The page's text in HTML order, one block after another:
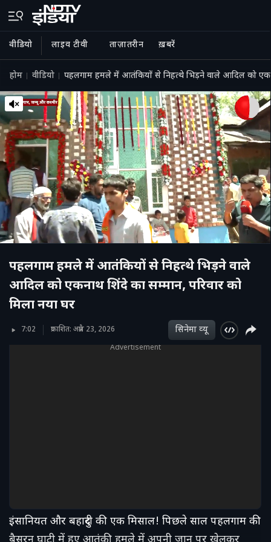
वीडियो लाइव टीवी ताज़ातरीन ख़बरें
होम वीडियो पहलगाम हमले में आतंकियों से निहत्थे भिड़ने वाले आदिल को
पहलगाम हमले में आतंकियों से निहत्थे भिड़ने वाले
आदिल को एकनाथ शिंदे का सम्मान, परिवार को
मिला नया घर
7:02 प्रकाशित: अप्रैल 23, 2026 सिनेमा व्‍यू
Advertisement
इंसानियत और बहादुरी की एक मिसाल! पिछले साल पहलगाम की